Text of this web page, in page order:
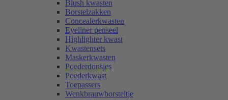
Blush kwasten
Borstelzakken
Concealerkwasten
Eyeliner penseel
Highlighter kwast
Kwastensets
Maskerkwasten
Poederdonsjes
Poederkwast
Toepassers
Wenkbrauwborsteltje